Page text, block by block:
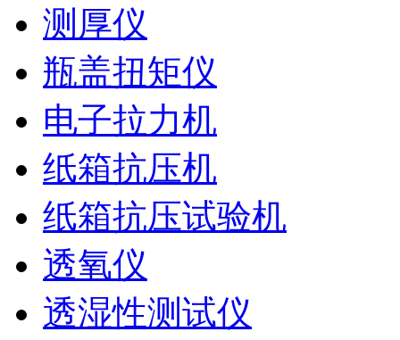
测厚仪
瓶盖扭矩仪
电子拉力机
纸箱抗压机
纸箱抗压试验机
透氧仪
透湿性测试仪